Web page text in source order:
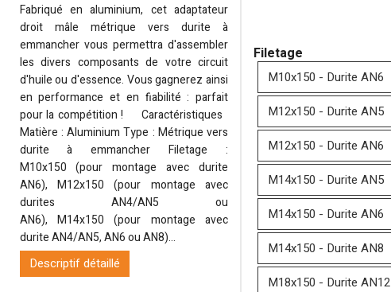
Fabriqué en aluminium, cet adaptateur
droit mâle métrique vers durite à
emmancher vous permettra d'assembler
les divers composants de votre circuit
d'huile ou d'essence. Vous gagnerez ainsi
en performance et en fiabilité : parfait
pour la compétition ! Caractéristiques
Matière : Aluminium Type : Métrique vers
durite à emmancher Filetage :
M10x150 (pour montage avec durite
AN6), M12x150 (pour montage avec
durites AN4/AN5 ou
AN6), M14x150 (pour montage avec
durite AN4/AN5, AN6 ou AN8)...
Descriptif détaillé
Filetage
M10x150 - Durite AN6
M12x150 - Durite AN5
M12x150 - Durite AN6
M14x150 - Durite AN5
M14x150 - Durite AN6
M14x150 - Durite AN8
M18x150 - Durite AN12